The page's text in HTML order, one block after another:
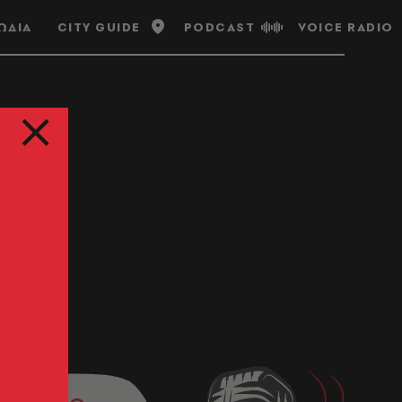
CITY GUIDE PODCAST VOICE RADIO